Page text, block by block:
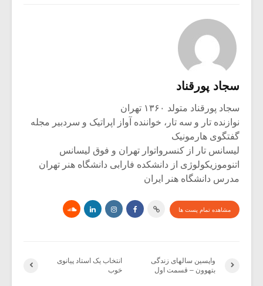
سجاد پورقناد
سجاد پورقناد متولد ۱۳۶۰ تهران
نوازنده تار و سه تار، خواننده آواز اپراتیک و سردبیر مجله
گفتگوی هارمونیک
لیسانس تار از کنسرواتوار تهران و فوق لیسانس
اتنوموزیکولوژی از دانشکده فارابی دانشگاه هنر تهران
مدرس دانشگاه هنر ایران
مشاهده تمام پست ها
انتخاب یک استاد پیانوی
خوب
واپسین سالهای زندگی
بتهوون – قسمت اول